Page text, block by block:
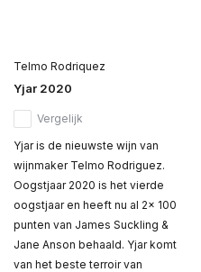
Telmo Rodriquez
Yjar 2020
Vergelijk
Yjar is de nieuwste wijn van
wijnmaker Telmo Rodriguez.
Oogstjaar 2020 is het vierde
oogstjaar en heeft nu al 2x 100
punten van James Suckling &
Jane Anson behaald. Yjar komt
van het beste terroir van